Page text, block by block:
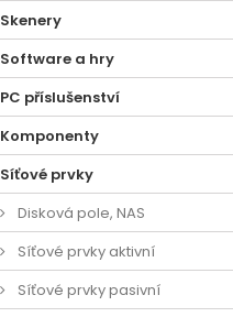
Skenery
Software a hry
PC příslušenství
Komponenty
Síťové prvky
Disková pole, NAS
Síťové prvky aktivní
Síťové prvky pasivní